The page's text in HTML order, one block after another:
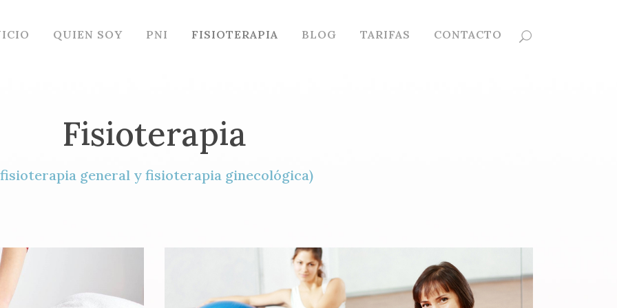
QUIEN SOY PNI FISIOTERAPIA BLOG TARIFAS CONTACTO
Fisioterapia
general y fisioterapia ginecológica)